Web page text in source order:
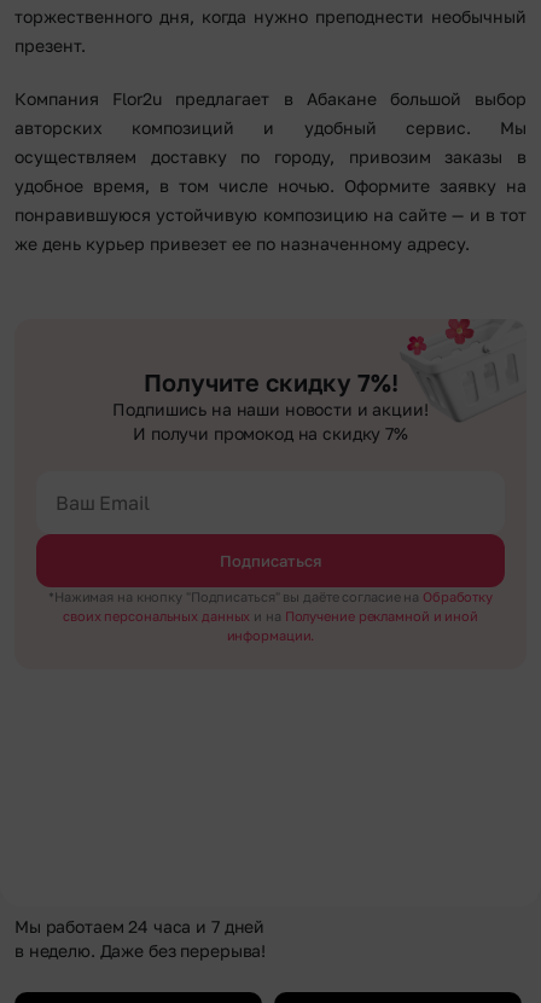
торжественного дня, когда нужно преподнести необычный
презент.
Компания Flor2u предлагает в Абакане большой выбор
авторских композиций и удобный сервис. Мы
осуществляем доставку по городу, привозим заказы в
удобное время, в том числе ночью. Оформите заявку на
понравившуюся устойчивую композицию на сайте — и в тот
же день курьер привезет ее по назначенному адресу.
Получите скидку 7%!
Подпишись на наши новости и акции!
И получи промокод на скидку 7%
Подписаться
*Нажимая на кнопку "Подписаться" вы даёте согласие на Обработку
своих персональных данных и на Получение рекламной и иной
информации.
Мы работаем 24 часа и 7 дней
в неделю. Даже без перерыва!